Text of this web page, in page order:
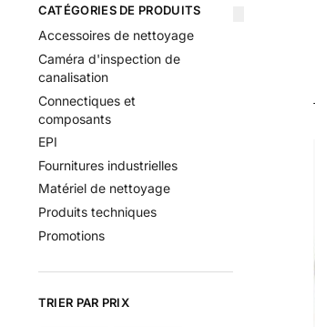
CATÉGORIES DE PRODUITS
Accessoires de nettoyage
Caméra d'inspection de
canalisation
Connectiques et
composants
EPI
Fournitures industrielles
Matériel de nettoyage
Produits techniques
Promotions
TRIER PAR PRIX